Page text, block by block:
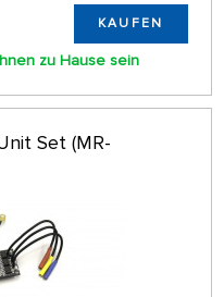
KAUFEN
zu Hause sein
Set (MR-